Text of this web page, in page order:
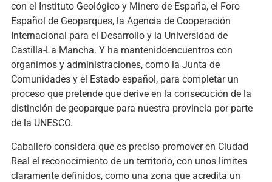
con el Instituto Geológico y Minero de España, el Foro
Español de Geoparques, la Agencia de Cooperación
Internacional para el Desarrollo y la Universidad de
Castilla-La Mancha. Y ha mantenidoencuentros con
organimos y administraciones, como la Junta de
Comunidades y el Estado español, para completar un
proceso que pretende que derive en la consecución de la
distinción de geoparque para nuestra provincia por parte
de la UNESCO.
Caballero considera que es preciso promover en Ciudad
Real el reconocimiento de un territorio, con unos límites
claramente definidos, como una zona que acredita un